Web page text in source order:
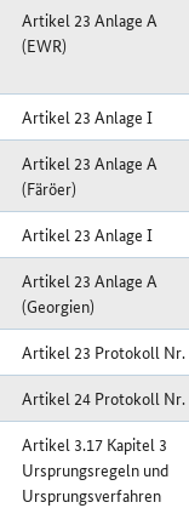
Artikel 23 Anlage A
(EWR)
Artikel 23 Anlage I
Artikel 23 Anlage A
(Färöer)
Artikel 23 Anlage I
Artikel 23 Anlage A
(Georgien)
Artikel 23 Protokoll Nr.
Artikel 24 Protokoll Nr.
Artikel 3.17 Kapitel 3
Ursprungsregeln und
Ursprungsverfahren